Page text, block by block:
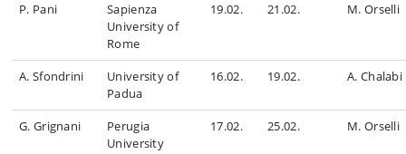
P. Pani
Sapienza
University of
Rome
19.02. 21.02. M. Orselli
A. Sfondrini
University of
Padua
16.02. 19.02. A. Chalabi
G. Grignani
Perugia
University
17.02. 25.02. M. Orselli